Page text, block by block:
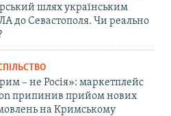
шлях українським
до Севастополя. Чи реально
– не Росія»: маркетплейс
припинив прийом нових
на Кримському